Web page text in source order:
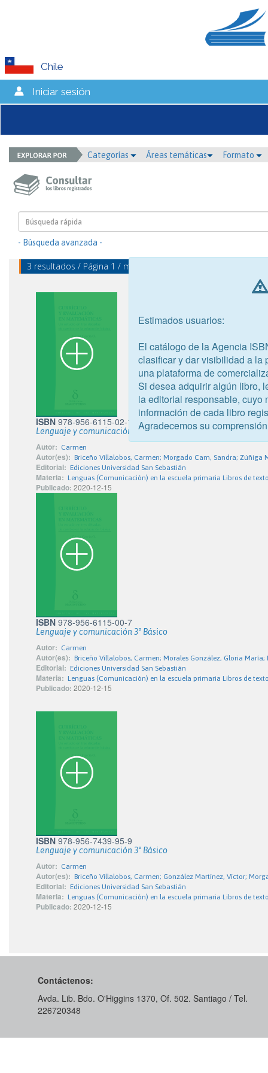
Chile
Iniciar sesión
Categorías Áreas temáticas Formato
- Búsqueda avanzada -
3 resultados / Página 1 / mostrando 1 - 3
ISBN 978-956-6115-02-1
Lenguaje y comunicación 3° Básico
Autor: Carmen
Autor(es): Briceño Villalobos, Carmen; Morgado Cam, Sandra; Zúñiga
Editorial: Ediciones Universidad San Sebastián
Materia: Lenguas (Comunicación) en la escuela primaria Libros de
Publicado: 2020-12-15
ISBN 978-956-6115-00-7
Lenguaje y comunicación 3° Básico
Autor: Carmen
Autor(es): Briceño Villalobos, Carmen; Morales González, Gloria
Editorial: Ediciones Universidad San Sebastián
Materia: Lenguas (Comunicación) en la escuela primaria Libros de
Publicado: 2020-12-15
ISBN 978-956-7439-95-9
Lenguaje y comunicación 3° Básico
Autor: Carmen
Autor(es): Briceño Villalobos, Carmen; González Martínez, Víctor;
Editorial: Ediciones Universidad San Sebastián
Materia: Lenguas (Comunicación) en la escuela primaria Libros de
Publicado: 2020-12-15
Contáctenos:
Avda. Lib. Bdo. O'Higgins 1370, Of. 502. Santiago / Tel.
226720348
Estimados usuarios:
El catálogo de la Agencia
clasificar y dar visibilidad a la
una plataforma de
Si desea adquirir algún libro,
la editorial responsable, cuyo
información de cada libro
Agradecemos su